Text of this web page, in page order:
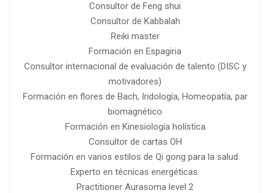
Consultor de Feng shui
Consultor de Kabbalah
Reiki master
Formación en Espagiria
Consultor internacional de evaluación de talento (DISC y
motivadores)
Formación en flores de Bach, Iridología, Homeopatía, par
biomagnético
Formación en Kinesiología holística
Consultor de cartas OH
Formación en varios estilos de Qi gong para la salud.
Experto en técnicas energéticas.
Practitioner Aurasoma level 2